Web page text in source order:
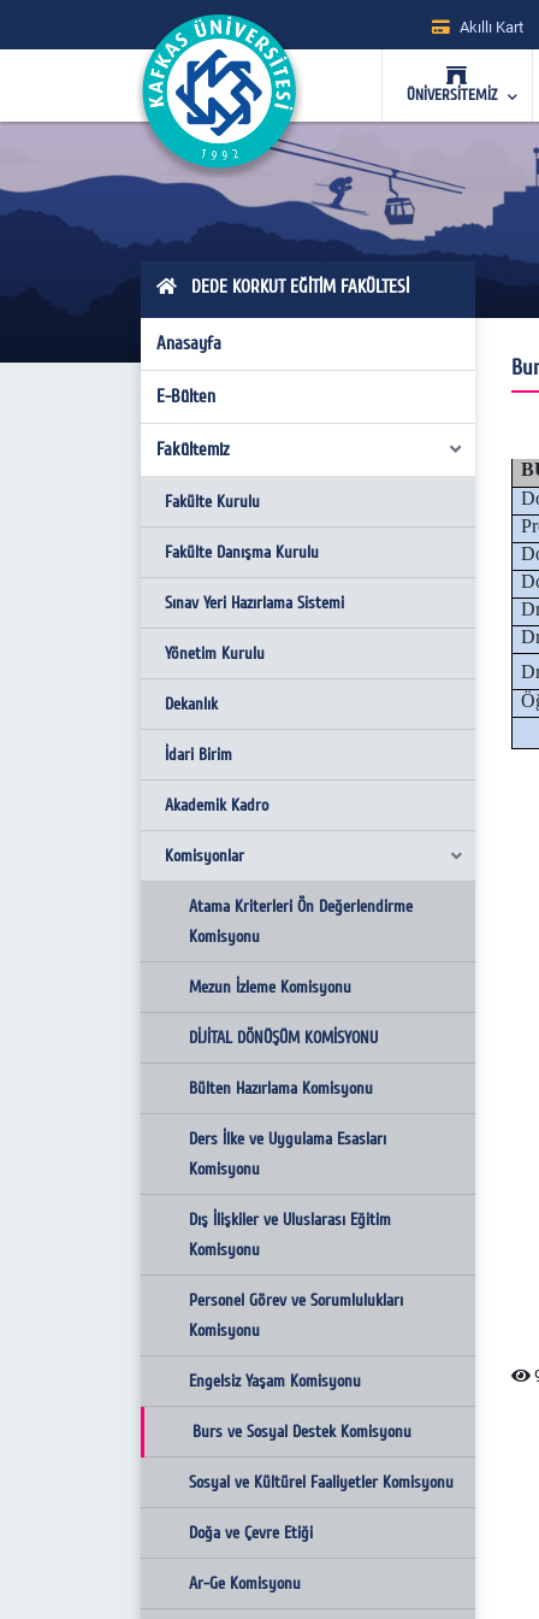
Akıllı Kart
ÜNİVERSİTEMİZ
DEDE KORKUT EĞİTİM FAKÜLTESİ
Anasayfa
E-Bülten
Fakültemiz
Fakülte Kurulu
Fakülte Danışma Kurulu
Sınav Yeri Hazırlama Sistemi
Yönetim Kurulu
Dekanlık
İdari Birim
Akademik Kadro
Komisyonlar
Atama Kriterleri Ön Değerlendirme
Komisyonu
Mezun İzleme Komisyonu
DİJİTAL DÖNÜŞÜM KOMİSYONU
Bülten Hazırlama Komisyonu
Ders İlke ve Uygulama Esasları
Komisyonu
Dış İlişkiler ve Uluslarası Eğitim
Komisyonu
Personel Görev ve Sorumlulukları
Komisyonu
Engelsiz Yaşam Komisyonu
Burs ve Sosyal Destek Komisyonu
Sosyal ve Kültürel Faaliyetler Komisyonu
Doğa ve Çevre Etiği
Ar-Ge Komisyonu